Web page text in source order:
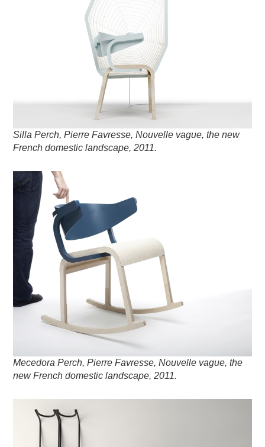
Silla Perch, Pierre Favresse, Nouvelle vague, the new
French domestic landscape, 2011.
Mecedora Perch, Pierre Favresse, Nouvelle vague, the
new French domestic landscape, 2011.